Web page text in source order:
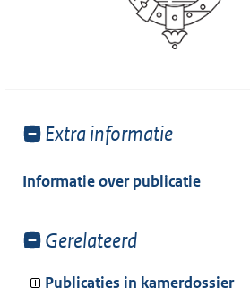
Toon
van:
Extra informatie
Informatie over publicatie
Toon
van:
Gerelateerd
Publicaties in kamerdossier